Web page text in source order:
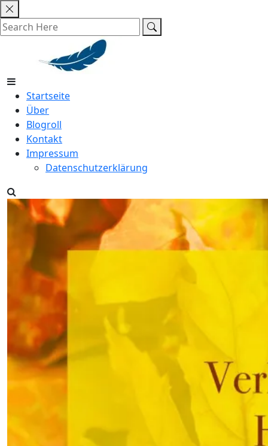
Skip
to
content
Startseite
Über
Blogroll
Kontakt
Impressum
Datenschutzerklärung